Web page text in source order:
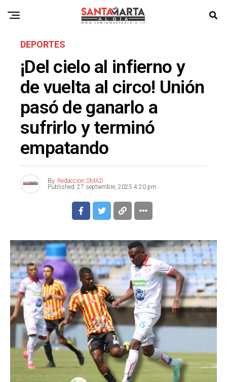
DEPORTES
¡Del cielo al infierno y
de vuelta al circo! Unión
pasó de ganarlo a
sufrirlo y terminó
empatando
By Redacción SMAD
Published 27 septiembre, 2025 4:20 pm